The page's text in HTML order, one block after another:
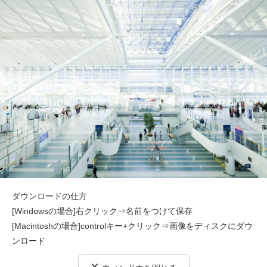
ダウンロードの仕方
[Windowsの場合]右クリック⇒名前をつけて保存
[Macintoshの場合]controlキー+クリック⇒画像をディスクにダウ
ンロード